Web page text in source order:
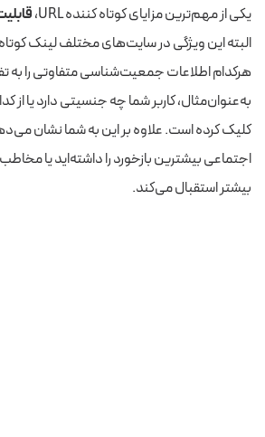
یکی از مهم‌ترین مزایای کوتاه کننده URL،
البته این ویژگی در سایت‌های مختلف لینک
هرکدام اطلاعات جمعیت‌شناسی متفاوتی را
به‌عنوان‌مثال، کاربر شما چه جنسیتی دارد یا از
کلیک کرده است. علاوه بر این به شما نشان
اجتماعی بیشترین بازخورد را داشته‌اید یا
بیشتر استقبال می‌کند.